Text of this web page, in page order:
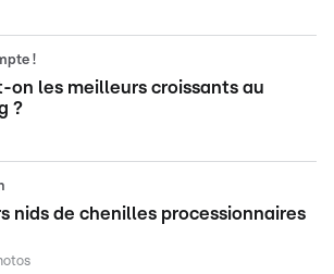
!
on les meilleurs croissants au
?
nids de chenilles processionnaires